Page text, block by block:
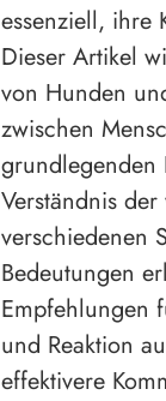
essenziell, ihre
Dieser Artikel
von Hunden
zwischen
grundlegenden
Verständnis
verschiedenen
Bedeutungen
Empfehlungen
und Reaktion
effektivere